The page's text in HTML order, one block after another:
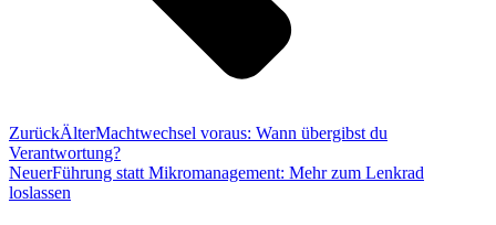
ZurückÄlterMachtwechsel voraus: Wann übergibst du
Verantwortung?
NeuerFührung statt Mikromanagement: Mehr zum Lenkrad
loslassen